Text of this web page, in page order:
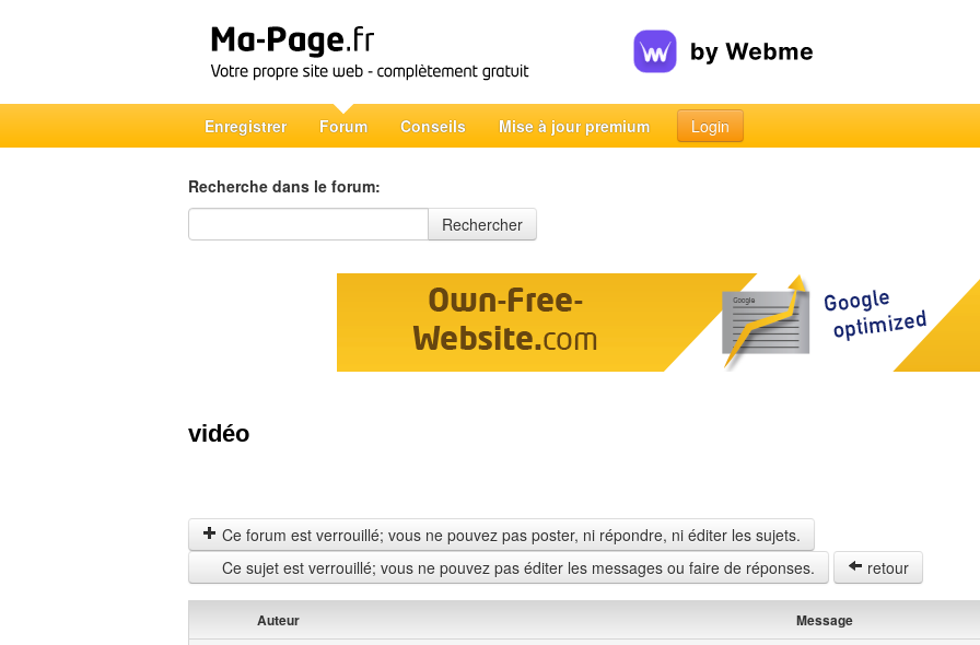
Enregistrer Forum Conseils Mise à jour premium Login
Recherche dans le forum:
Recherche dans le forum
Rechercher
vidéo
Ce forum est verrouillé; vous ne pouvez pas poster, ni répondre, ni éditer les sujets.
Ce sujet est verrouillé; vous ne pouvez pas éditer les messages ou faire de réponses.
retour
Auteur Message